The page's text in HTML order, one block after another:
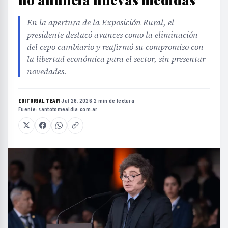
En la apertura de la Exposición Rural, el
presidente destacó avances como la eliminación
del cepo cambiario y reafirmó su compromiso con
la libertad económica para el sector, sin presentar
novedades.
EDITORIAL TEAM·Jul 26, 2026·2 min de lectura·
Fuente: santotomealdia.com.ar